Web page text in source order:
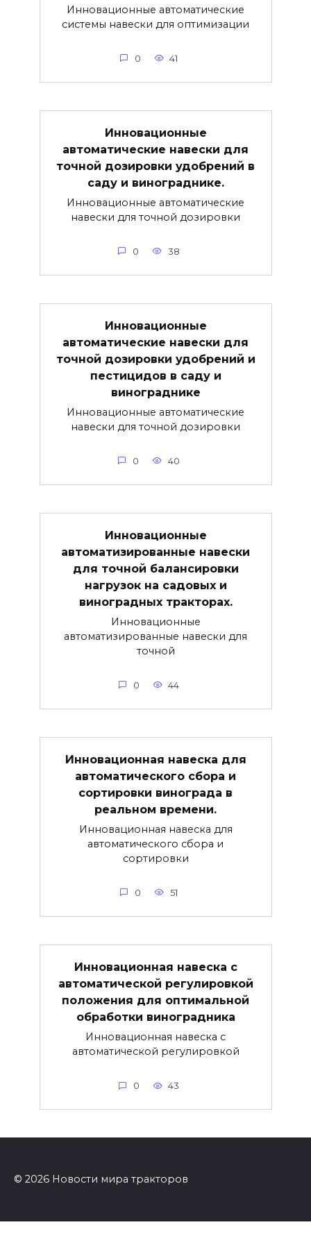
Инновационные автоматические
системы навески для оптимизации
0 41
Инновационные
автоматические навески для
точной дозировки удобрений в
саду и винограднике.
Инновационные автоматические
навески для точной дозировки
0 38
Инновационные
автоматические навески для
точной дозировки удобрений и
пестицидов в саду и
винограднике
Инновационные автоматические
навески для точной дозировки
0 40
Инновационные
автоматизированные навески
для точной балансировки
нагрузок на садовых и
виноградных тракторах.
Инновационные
автоматизированные навески для
точной
0 44
Инновационная навеска для
автоматического сбора и
сортировки винограда в
реальном времени.
Инновационная навеска для
автоматического сбора и
сортировки
0 51
Инновационная навеска с
автоматической регулировкой
положения для оптимальной
обработки виноградника
Инновационная навеска с
автоматической регулировкой
0 43
© 2026 Новости мира тракторов